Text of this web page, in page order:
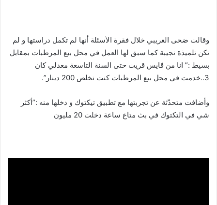
وقالت ضحى العريبي خلال فقرة الأسئلة أنها لم تكمل دراستها و لم
تكن تلميذة نجيبة كما سبق لها العمل في محل بيع المرطبات بمقابل
بسيط :” انا من ڨايس قريت حتى السنة التاسعة معدلي كان
3..خدمت في محل بيع المرطبات كنت نخلص 200 دينار”.
وأضافت متحدّثة عن تجربتها مع تطبيق تيكتوك و دخلها منه :”أكثر
شي في التكتوك في بث متاع ساعة دخلت 20 مليون